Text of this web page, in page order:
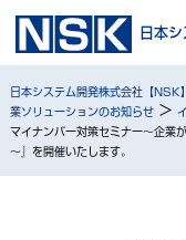
日本
日本システム開発株式会社【NSK】
業ソリューションのお知らせ>
マイナンバー対策セミナー～企業
～』を開催いたします。